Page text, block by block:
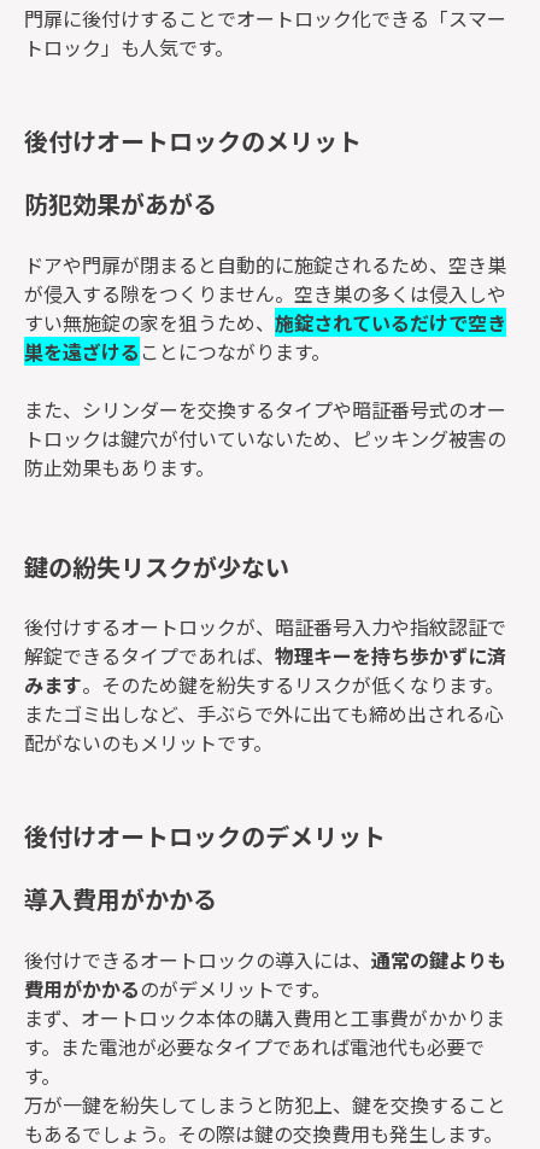
門扉に後付けすることでオートロック化できる「スマー
トロック」も人気です。
後付けオートロックのメリット
防犯効果があがる
ドアや門扉が閉まると自動的に施錠されるため、空き巣
が侵入する隙をつくりません。空き巣の多くは侵入しや
すい無施錠の家を狙うため、 施錠されているだけで空き
巣を遠ざける ことにつながります。
また、シリンダーを交換するタイプや暗証番号式のオー
トロックは鍵穴が付いていないため、ピッキング被害の
防止効果もあります。
鍵の紛失リスクが少ない
後付けするオートロックが、暗証番号入力や指紋認証で
解錠できるタイプであれば、 物理キーを持ち歩かずに済
みます。そのため鍵を紛失するリスクが低くなります。
またゴミ出しなど、手ぶらで外に出ても締め出される心
配がないのもメリットです。
後付けオートロックのデメリット
導入費用がかかる
後付けできるオートロックの導入には、 通常の鍵よりも
費用がかかるのがデメリットです。
まず、オートロック本体の購入費用と工事費がかかりま
す。また電池が必要なタイプであれば電池代も必要で
す。
万が一鍵を紛失してしまうと防犯上、鍵を交換すること
もあるでしょう。その際は鍵の交換費用も発生します。